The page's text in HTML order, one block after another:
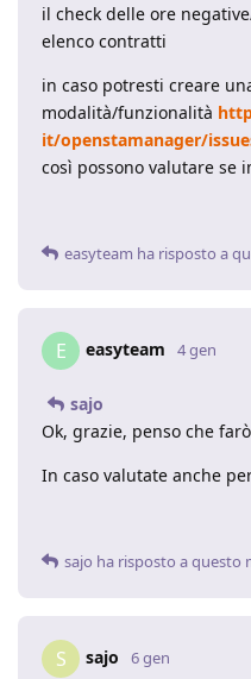
il check delle ore
elenco contratti
in caso potresti creare
modalità/funzionalità
it/openstamanager/
così possono valutare se
easyteam ha risposto a
E easyteam 4 gen
sajo
Ok, grazie, penso che
In caso valutate anche
sajo ha risposto a questo
S sajo 6 gen